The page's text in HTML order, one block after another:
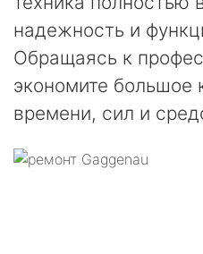
надежность и
Обращаясь к
экономите большое
времени, сил и